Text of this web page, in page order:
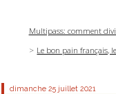
Multipass: comment
Le bon pain français,
dimanche 25 juillet 2021